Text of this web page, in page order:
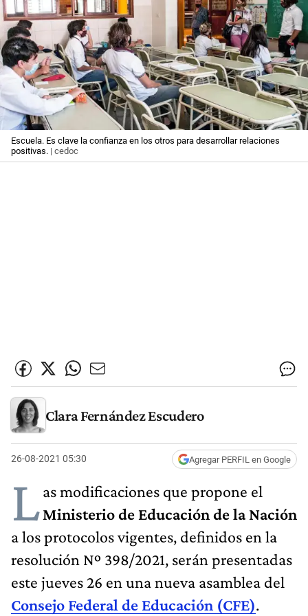
Escuela. Es clave la confianza en los otros para desarrollar relaciones
positivas. | cedoc
Clara Fernández Escudero
26-08-2021 05:30 Agregar PERFIL en Google
Las modificaciones que propone el
Ministerio de Educación de la Nación
a los protocolos vigentes, definidos en la
resolución Nº 398/2021, serán presentadas
este jueves 26 en una nueva asamblea del
Consejo Federal de Educación (CFE).